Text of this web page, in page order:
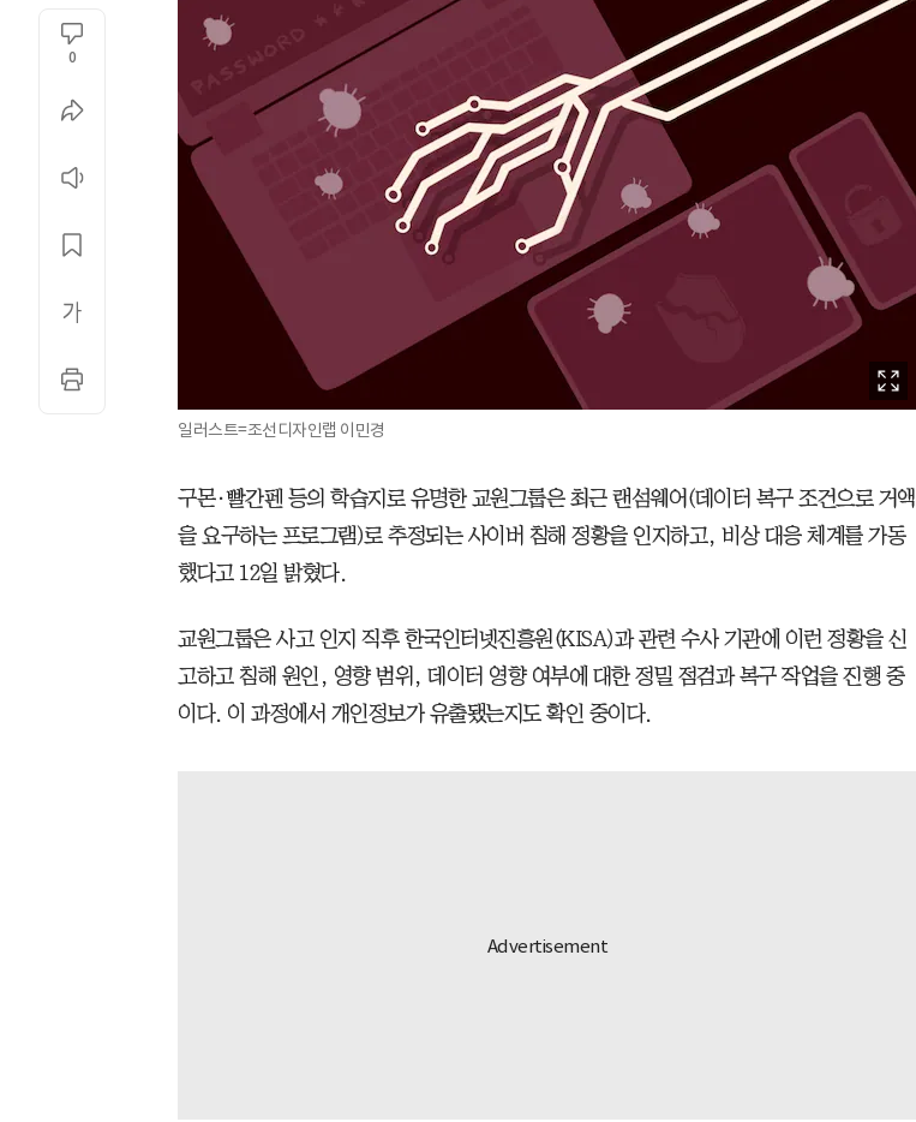
0
일러스트=조선디자인랩 이민경
구몬·빨간펜 등의 학습지로 유명한 교원그룹은 최근 랜섬웨어(데이터 복구 조건으로 거액
을 요구하는 프로그램)로 추정되는 사이버 침해 정황을 인지하고, 비상 대응 체계를 가동
했다고 12일 밝혔다.
교원그룹은 사고 인지 직후 한국인터넷진흥원(KISA)과 관련 수사 기관에 이런 정황을 신
고하고 침해 원인, 영향 범위, 데이터 영향 여부에 대한 정밀 점검과 복구 작업을 진행 중
이다. 이 과정에서 개인정보가 유출됐는지도 확인 중이다.